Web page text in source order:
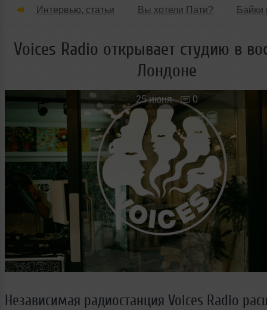
Интервью, статьи Вы хотели Пати? Байки
Танцевальные стили
Мужчина & Женщина
Voices Radio открывает студию в
Лондоне
25 июня 0
Независимая радиостанция Voices Radio